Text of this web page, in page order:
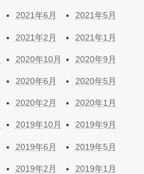
2021年6月 2021年5月
2021年2月 2021年1月
2020年10月 2020年9月
2020年6月 2020年5月
2020年2月 2020年1月
2019年10月 2019年9月
2019年6月 2019年5月
2019年2月 2019年1月